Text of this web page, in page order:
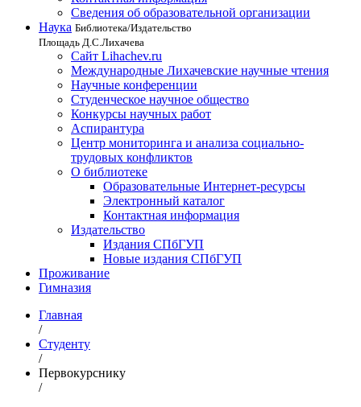
Сведения об образовательной организации
Наука Библиотека/Издательство
Площадь Д.С.Лихачева
Сайт Lihachev.ru
Международные Лихачевские научные чтения
Научные конференции
Студенческое научное общество
Конкурсы научных работ
Аспирантура
Центр мониторинга и анализа социально-
трудовых конфликтов
О библиотеке
Образовательные Интернет-ресурсы
Электронный каталог
Контактная информация
Издательство
Издания СПбГУП
Новые издания СПбГУП
Проживание
Гимназия
Главная
/
Студенту
/
Первокурснику
/